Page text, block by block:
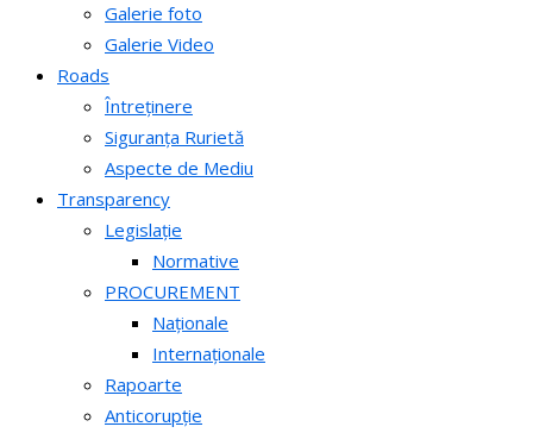
Galerie foto
Galerie Video
Roads
Întreținere
Siguranța Rurietă
Aspecte de Mediu
Transparency
Legislație
Normative
PROCUREMENT
Naționale
Internaționale
Rapoarte
Anticorupție